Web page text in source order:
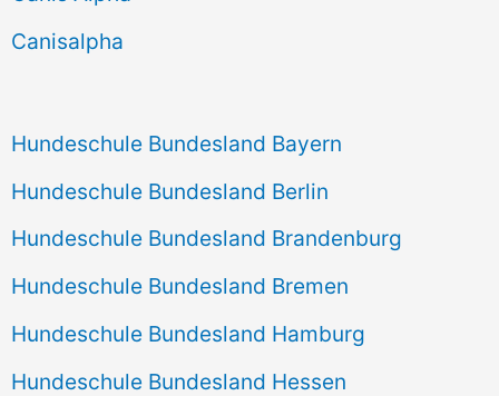
h
Canisalpha
Hundeschule Bundesland Bayern
Hundeschule Bundesland Berlin
Hundeschule Bundesland Brandenburg
Hundeschule Bundesland Bremen
Hundeschule Bundesland Hamburg
Hundeschule Bundesland Hessen